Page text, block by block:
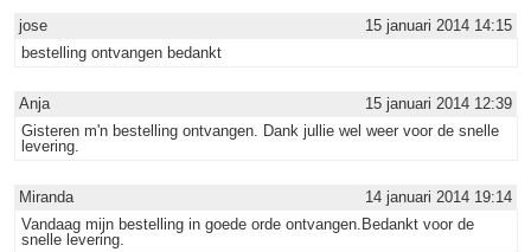
jose
15 januari 2014 14:15
bestelling ontvangen bedankt
Anja
15 januari 2014 12:39
Gisteren m'n bestelling ontvangen. Dank jullie wel weer voor de snelle
levering.
Miranda
14 januari 2014 19:14
Vandaag mijn bestelling in goede orde ontvangen.Bedankt voor de
snelle levering.